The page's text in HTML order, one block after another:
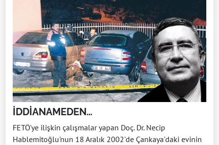
İDDİANAMEDEN…
FETÖ'ye ilişkin çalışmalar yapan Doç. Dr. Necip
Hablemitoğlu'nun 18 Aralık 2002'de Çankaya'daki evinin